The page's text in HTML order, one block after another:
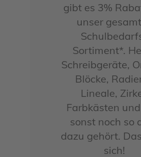
gibt es 3%
unser
Sortiment*.
Schreibgeräte,
Blöcke,
Lineale,
Farbkästen
sonst noch so
dazu gehört.
sich!